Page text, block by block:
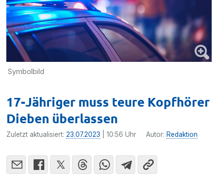
Symbolbild
17-Jähriger muss teure Kopfhörer
Dieben überlassen
Zuletzt aktualisiert:23.07.2023 | 10:56 Uhr Autor: Redaktion